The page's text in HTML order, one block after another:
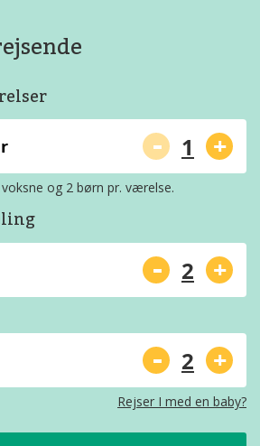
- +
og 2 børn pr. værelse.
- +
- +
Rejser I med en baby?